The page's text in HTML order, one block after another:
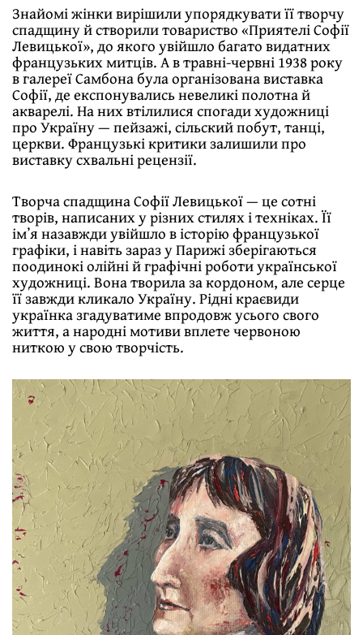
Знайомі жінки вирішили упорядкувати її творчу
спадщину й створили товариство «Приятелі Софії
Левицької», до якого увійшло багато видатних
французьких митців. А в травні-червні 1938 року
в галереї Самбона була організована виставка
Софії, де експонувались невеликі полотна й
акварелі. На них втілилися спогади художниці
про Україну — пейзажі, сільский побут, танці,
церкви. Французькі критики залишили про
виставку схвальні рецензії.
Творча спадщина Софії Левицької — це сотні
творів, написаних у різних стилях і техніках. Її
імʼя назавжди увійшло в історію французької
графіки, і навіть зараз у Парижі зберігаються
поодинокі олійні й графічні роботи української
художниці. Вона творила за кордоном, але серце
її завжди кликало Україну. Рідні краєвиди
українка згадуватиме впродовж усього свого
життя, а народні мотиви вплете червоною
ниткою у свою творчість.